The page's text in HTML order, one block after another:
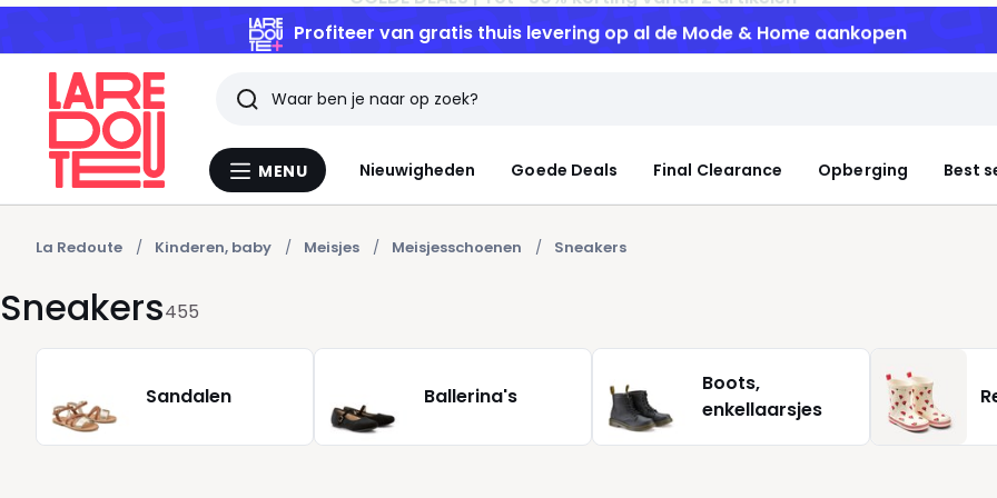
Profiteer van gratis thuis leveringop al de Mode & Home aankopen
Menu
MENU Nieuwigheden Goede Deals Final Clearance Opberging Best
Zoeken
Laatst
bekeken
artikelen
La Redoute Kinderen, baby Meisjes Meisjesschoenen Sneakers
Sneakers455
Sandalen Ballerina's
Boots,
enkellaarsjes